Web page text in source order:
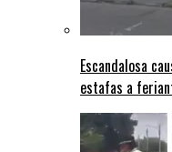
Escandalosa
estafas a